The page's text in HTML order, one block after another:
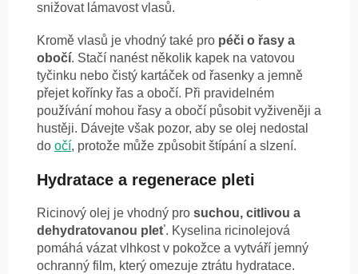
snižovat lámavost vlasů.
Kromě vlasů je vhodný také pro péči o řasy a
obočí. Stačí nanést několik kapek na vatovou
tyčinku nebo čistý kartáček od řasenky a jemně
přejet kořínky řas a obočí. Při pravidelném
používání mohou řasy a obočí působit vyživeněji a
hustěji. Dávejte však pozor, aby se olej nedostal
do očí, protože může způsobit štípání a slzení.
Hydratace a regenerace pleti
Ricinový olej je vhodný pro suchou, citlivou a
dehydratovanou pleť. Kyselina ricinolejová
pomáhá vázat vlhkost v pokožce a vytváří jemný
ochranný film, který omezuje ztrátu hydratace.